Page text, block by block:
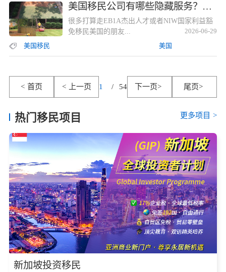
美国移民公司有哪些隐藏服务？专家带你了解全流程保障
很多打算走EB1A杰出人才或者NIW国家利益豁
免移民美国的朋友...
2026-06-29
美国移民
美国
< 首页 < 上一页 1 / 54 下一页> 尾页>
热门移民项目 更多项目 >
新加坡投资移民